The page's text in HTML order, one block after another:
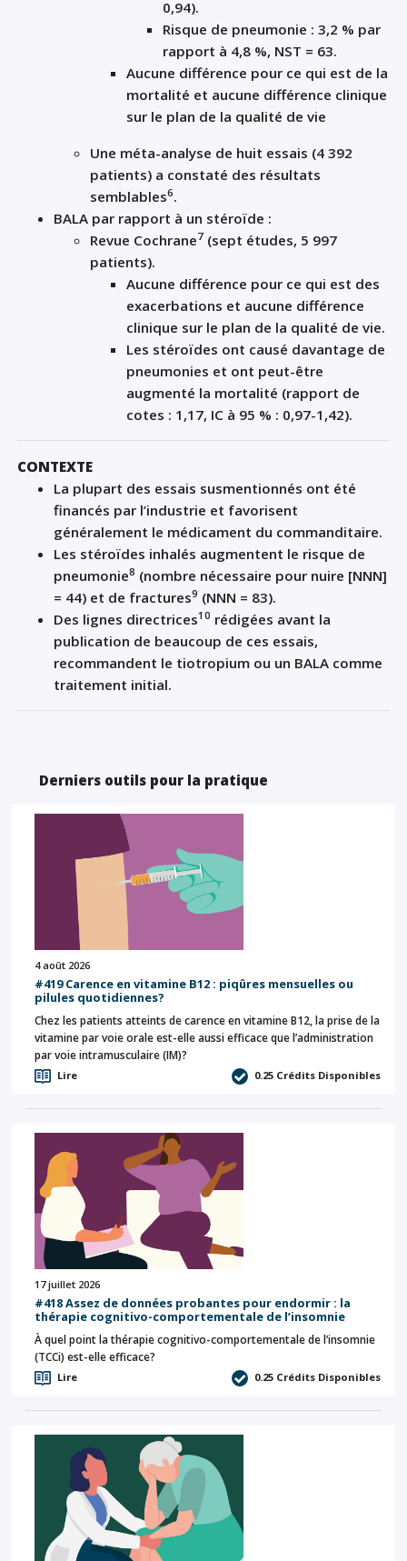
0,94).
Risque de pneumonie : 3,2 % par
rapport à 4,8 %, NST = 63.
Aucune différence pour ce qui est de la
mortalité et aucune différence clinique
sur le plan de la qualité de vie
Une méta-analyse de huit essais (4 392
patients) a constaté des résultats
semblables6.
BALA par rapport à un stéroïde :
Revue Cochrane7 (sept études, 5 997
patients).
Aucune différence pour ce qui est des
exacerbations et aucune différence
clinique sur le plan de la qualité de vie.
Les stéroïdes ont causé davantage de
pneumonies et ont peut-être
augmenté la mortalité (rapport de
cotes : 1,17, IC à 95 % : 0,97-1,42).
CONTEXTE
La plupart des essais susmentionnés ont été
financés par l’industrie et favorisent
généralement le médicament du commanditaire.
Les stéroïdes inhalés augmentent le risque de
pneumonie8 (nombre nécessaire pour nuire [NNN]
= 44) et de fractures9 (NNN = 83).
Des lignes directrices10 rédigées avant la
publication de beaucoup de ces essais,
recommandent le tiotropium ou un BALA comme
traitement initial.
Derniers outils pour la pratique
4 août 2026
#419 Carence en vitamine B12 : piqûres mensuelles ou
pilules quotidiennes?
Chez les patients atteints de carence en vitamine B12, la prise de la
vitamine par voie orale est-elle aussi efficace que l’administration
par voie intramusculaire (IM)?
Lire 0.25 Crédits Disponibles
17 juillet 2026
#418 Assez de données probantes pour endormir : la
thérapie cognitivo-comportementale de l’insomnie
À quel point la thérapie cognitivo-comportementale de l’insomnie
(TCCi) est-elle efficace?
Lire 0.25 Crédits Disponibles